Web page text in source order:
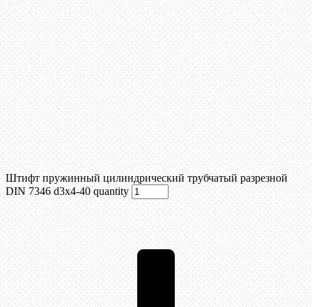
Штифт пружинный цилиндрический трубчатый разрезной
DIN 7346 d3х4-40 quantity